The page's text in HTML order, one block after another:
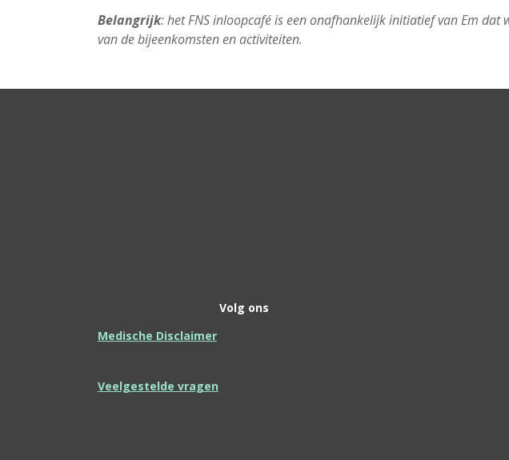
Belangrijk: het FNS inloopcafé is een onafhankelijkinitiatief van Em dat
van de bijeenkomsten en activiteiten.
Volg ons
Medische Disclaimer
Veelgestelde vragen